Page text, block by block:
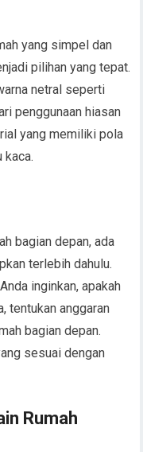
yang simpel dan
pilihan yang tepat.
netral seperti
penggunaan hiasan
yang memiliki pola
kaca.
bagian depan, ada
terlebih dahulu.
inginkan, apakah
tentukan anggaran
bagian depan.
sesuai dengan
Rumah